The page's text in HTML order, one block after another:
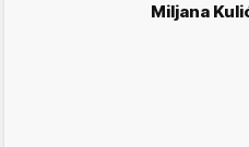
Miljana